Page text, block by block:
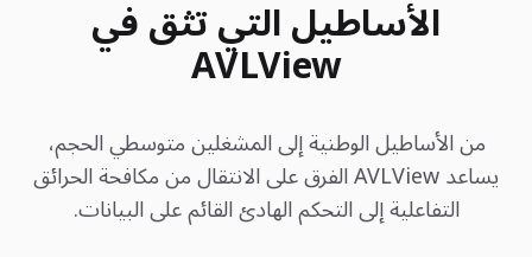
الأساطيل التي تثق في
AVLView
من الأساطيل الوطنية إلى المشغلين متوسطي الحجم،
يساعد AVLView الفرق على الانتقال من مكافحة الحرائق
التفاعلية إلى التحكم الهادئ القائم على البيانات.